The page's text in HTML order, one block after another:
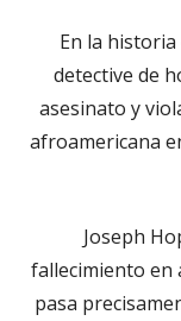
En la
detective de
asesinato y
afroamericana
Joseph
fallecimiento en
pasa